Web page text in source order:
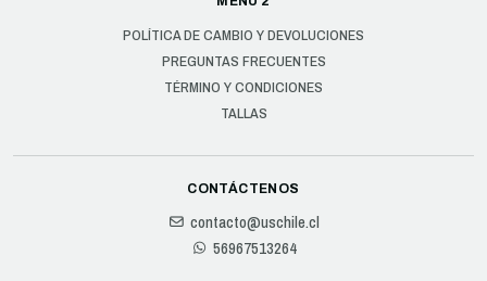
POLÍTICA DE CAMBIO Y DEVOLUCIONES
PREGUNTAS FRECUENTES
TÉRMINO Y CONDICIONES
TALLAS
CONTÁCTENOS
contacto@uschile.cl
56967513264